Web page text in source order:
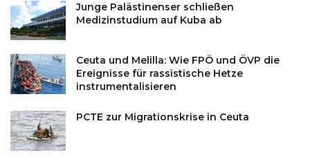
Junge Palästinenser schließen
Medizinstudium auf Kuba ab
Ceuta und Melilla: Wie FPÖ und ÖVP die
Ereignisse für rassistische Hetze
instrumentalisieren
PCTE zur Migrationskrise in Ceuta